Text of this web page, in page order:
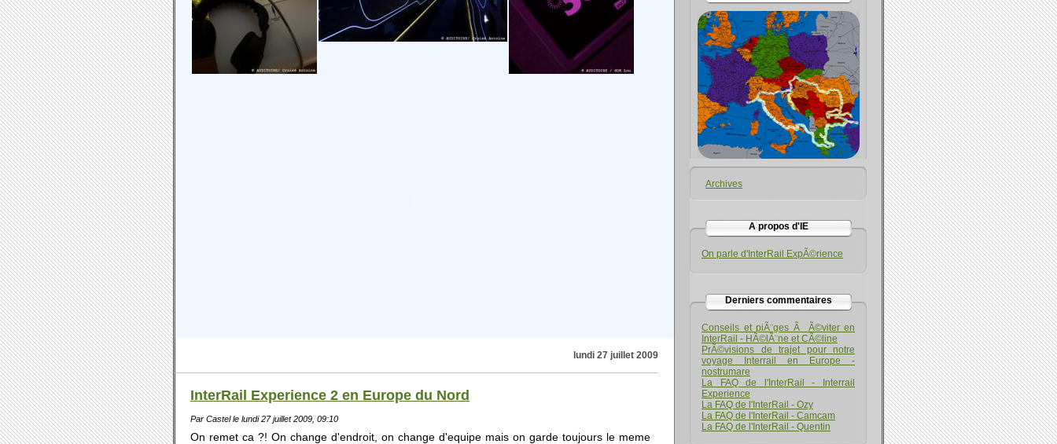
lundi 27 juillet 2009
InterRail Experience 2 en Europe du Nord
Par Castel le lundi 27 juillet 2009, 09:10
On remet ca ?! On change d'endroit, on change d'equipe mais on garde toujours le meme
Archives
A propos d'IE
On parle d'InterRail ExpÃ©rience
Derniers commentaires
Conseils et piÃ¨ges Ã Ã©viter en
InterRail - HÃ©lÃ¨ne et CÃ©line
PrÃ©visions de trajet pour notre
voyage Interrail en Europe -
nostrumare
La FAQ de l'InterRail - Interrail
Experience
La FAQ de l'InterRail - Ozy
La FAQ de l'InterRail - Camcam
La FAQ de l'InterRail - Quentin